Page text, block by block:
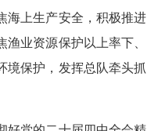
海上生产安全，积极推进
业资源保护以上率下、
境保护，发挥总队牵头抓